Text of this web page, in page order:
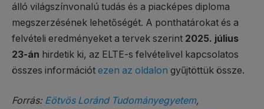
álló világszínvonalú tudás és a piacképes diploma
megszerzésének lehetőségét. A ponthatárokat és a
felvételi eredményeket a tervek szerint 2025. július
23-án hirdetik ki, az ELTE-s felvételivel kapcsolatos
összes információt ezen az oldalon gyűjtöttük össze.
Forrás: Eötvös Loránd Tudományegyetem,